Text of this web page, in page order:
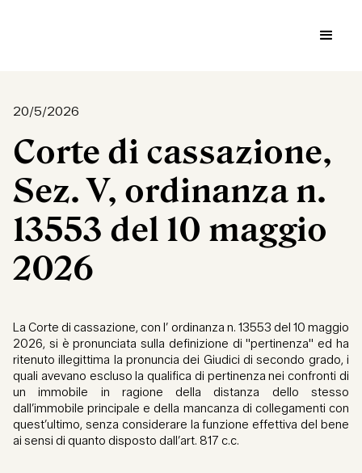
20/5/2026
Corte di cassazione,
Sez. V, ordinanza n.
13553 del 10 maggio
2026
La Corte di cassazione, con l’ ordinanza n. 13553 del 10 maggio
2026, si è pronunciata sulla definizione di "pertinenza" ed ha
ritenuto illegittima la pronuncia dei Giudici di secondo grado, i
quali avevano escluso la qualifica di pertinenza nei confronti di
un immobile in ragione della distanza dello stesso
dall’immobile principale e della mancanza di collegamenti con
quest’ultimo, senza considerare la funzione effettiva del bene
ai sensi di quanto disposto dall’art. 817 c.c.